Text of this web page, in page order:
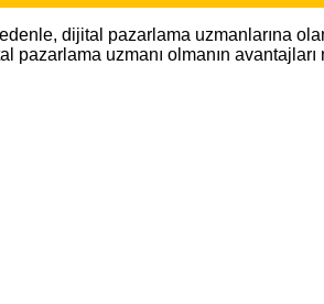
dijital pazarlama uzmanlarına
uzmanı olmanın